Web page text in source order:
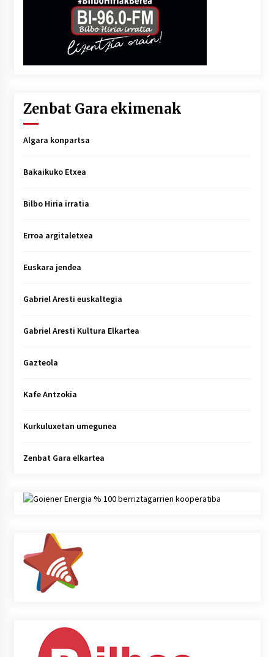
Zenbat Gara ekimenak
Algara konpartsa
Bakaikuko Etxea
Bilbo Hiria irratia
Erroa argitaletxea
Euskara jendea
Gabriel Aresti euskaltegia
Gabriel Aresti Kultura Elkartea
Gazteola
Kafe Antzokia
Kurkuluxetan umegunea
Zenbat Gara elkartea